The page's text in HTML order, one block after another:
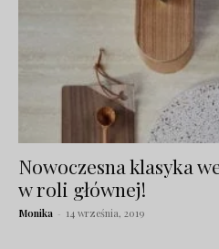
Nowoczesna klasyka
w roli głównej!
Monika - 14 września, 2019